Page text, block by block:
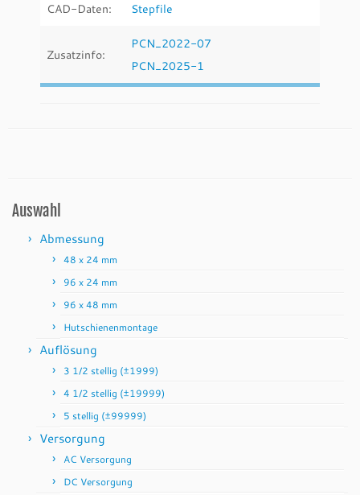
CAD-Daten: Stepfile
Zusatzinfo:
PCN_2022-07
PCN_2025-1
Auswahl
Abmessung
48 x 24 mm
96 x 24 mm
96 x 48 mm
Hutschienenmontage
Auflösung
3 1/2 stellig (±1999)
4 1/2 stellig (±19999)
5 stellig (±99999)
Versorgung
AC Versorgung
DC Versorgung